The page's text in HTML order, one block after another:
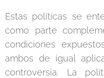
Estas políticas se
como parte
condiciones
ambos de igual
controversia. La